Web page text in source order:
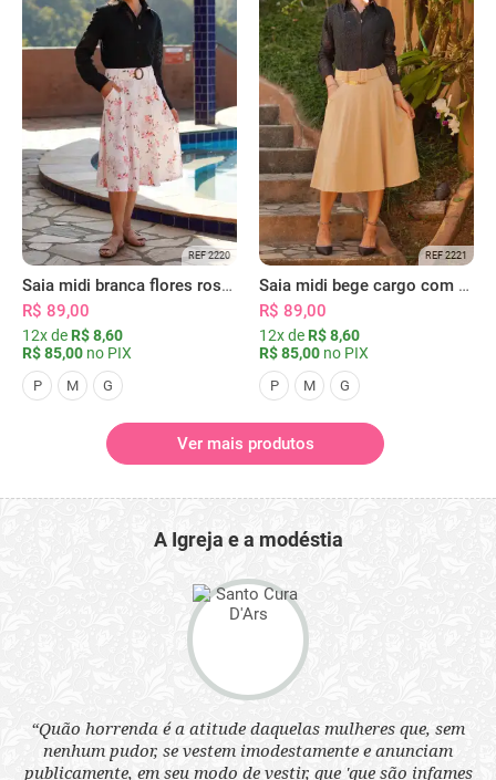
REF 2220
Saia midi branca flores rosas com bolsos
R$ 89,00
12x de R$ 8,60
R$ 85,00 no PIX
P M G
REF 2221
Saia midi bege cargo com bolsos
R$ 89,00
12x de R$ 8,60
R$ 85,00 no PIX
P M G
Ver mais produtos
A Igreja e a modéstia
“Quão horrenda é a atitude daquelas mulheres que, sem
nenhum pudor, se vestem imodestamente e anunciam
publicamente, em seu modo de vestir, que 'que são infames